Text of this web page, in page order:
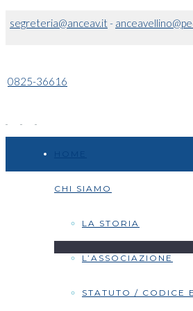
segreteria@anceav.it-
0825-36616
CHI SIAMO
LA STORIA
L’ASSOCIAZIONE
STATUTO / CODICE